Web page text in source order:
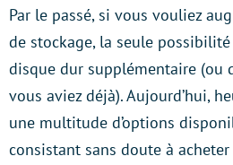
Par le passé, si vous vouliez
de stockage, la seule possibilité
disque dur supplémentaire (ou
vous aviez déjà). Aujourd’hui,
une multitude d’options
consistant sans doute à